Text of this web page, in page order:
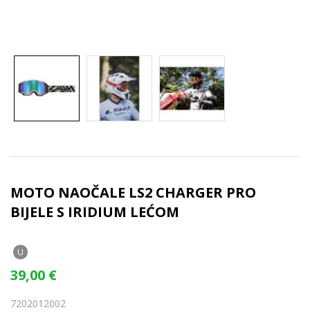
MOTO NAOČALE LS2 CHARGER PRO
BIJELE S IRIDIUM LEĆOM
U
39,00 €
7202012002